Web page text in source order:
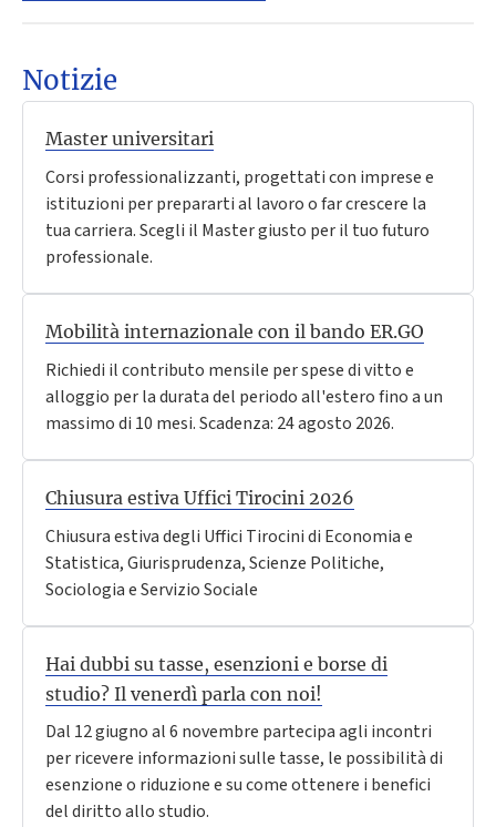
Notizie
Master universitari
Corsi professionalizzanti, progettati con imprese e
istituzioni per prepararti al lavoro o far crescere la
tua carriera. Scegli il Master giusto per il tuo futuro
professionale.
Mobilità internazionale con il bando ER.GO
Richiedi il contributo mensile per spese di vitto e
alloggio per la durata del periodo all'estero fino a un
massimo di 10 mesi. Scadenza: 24 agosto 2026.
Chiusura estiva Uffici Tirocini 2026
Chiusura estiva degli Uffici Tirocini di Economia e
Statistica, Giurisprudenza, Scienze Politiche,
Sociologia e Servizio Sociale
Hai dubbi su tasse, esenzioni e borse di
studio? Il venerdì parla con noi!
Dal 12 giugno al 6 novembre partecipa agli incontri
per ricevere informazioni sulle tasse, le possibilità di
esenzione o riduzione e su come ottenere i benefici
del diritto allo studio.